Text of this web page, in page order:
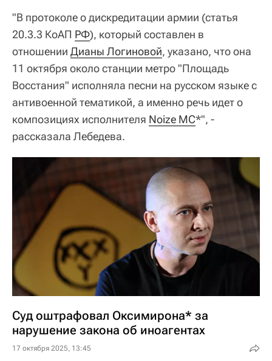
"В протоколе о дискредитации армии (статья
20.3.3 КоАП РФ), который составлен в
отношении Дианы Логиновой, указано, что она
11 октября около станции метро "Площадь
Восстания" исполняла песни на русском языке с
антивоенной тематикой, а именно речь идет о
композициях исполнителя Noize MC*", -
рассказала Лебедева.
Суд оштрафовал Оксимирона* за
нарушение закона об иноагентах
17 октября 2025, 13:45